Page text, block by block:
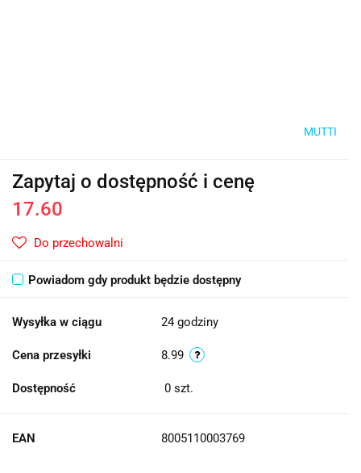
MUTTI
Zapytaj o dostępność i cenę
17.60
Do przechowalni
Powiadom gdy produkt będzie dostępny
Wysyłka w ciągu 24 godziny
Cena przesyłki 8.99
Dostępność 0 szt.
EAN 8005110003769